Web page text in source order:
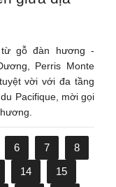
gỗ đàn hương -
Perris Monte
vời với đa tầng
Pacifique, mời gọi
6 7
8
14
15